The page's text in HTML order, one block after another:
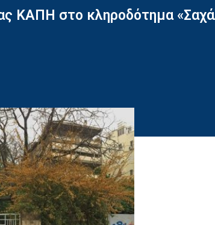
ΚΑΠΗ στο κληροδότημα